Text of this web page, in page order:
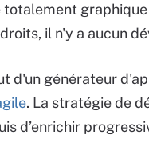
il n'y a aucun
d'un générateur
. La stratégie de
d’enrichir